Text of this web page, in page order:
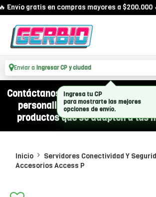
Envío gratis en compras mayores a $200.000
Enviar a Ingresar CP y ciudad
Contáctanos por WhatsApp y
personalizado para equipar a tu
productos que se adapten a tus
Inicio
Servidores Conectividad Y
Accesorios Access P
Ingresa tu CP
para mostrarte las mejores
opciones de envío.